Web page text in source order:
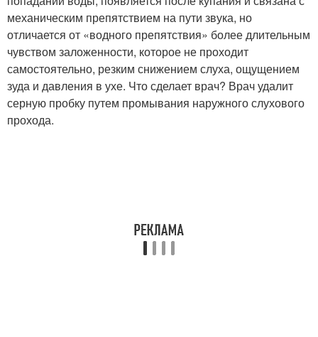
механическим препятствием на пути звука, но
отличается от «водного препятствия» более длительным
чувством заложенности, которое не проходит
самостоятельно, резким снижением слуха, ощущением
зуда и давления в ухе. Что сделает врач? Врач удалит
серную пробку путем промывания наружного слухового
прохода.